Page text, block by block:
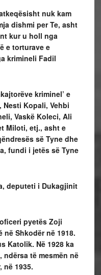
nuk kam
dishmi per Te, asht
kur u holl nga
e torturave e
krimineli Fadil
kriminel’ e
Kopali, Vehbi
Vaskë Koleci, Ali
Miloti, etj., asht e
së Tyne dhe
fundi i jetës së Tyne
deputeti i Dukagjinit
pyetës Zoji
në Shkodër në 1918.
Katolik. Në 1928 ka
të mesmën në
në 1935.